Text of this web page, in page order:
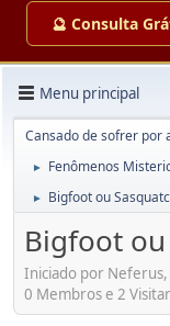
🔮 Consulta
Menu principal
Cansado de sofrer por
► Fenômenos
► Bigfoot ou
Bigfoot ou
Iniciado por
0 Membros e 2